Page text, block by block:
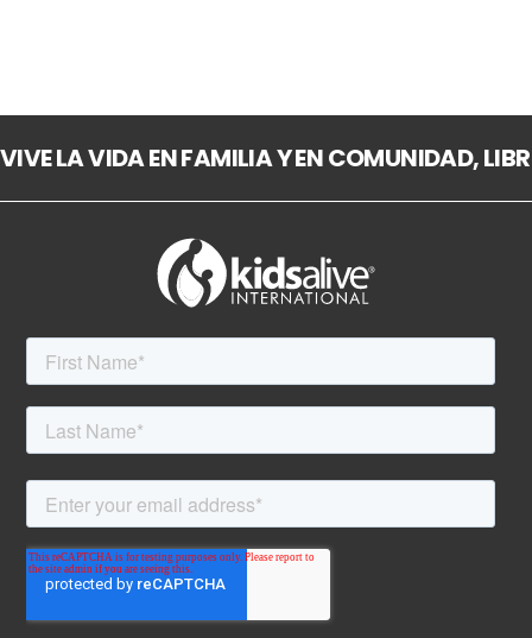
VIVE LA VIDA EN FAMILIA Y EN COMUNIDAD,